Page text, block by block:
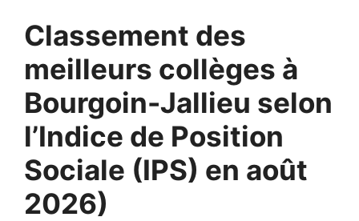
Classement des
meilleurs collèges à
Bourgoin-Jallieu selon
l’Indice de Position
Sociale (IPS) en août
2026)